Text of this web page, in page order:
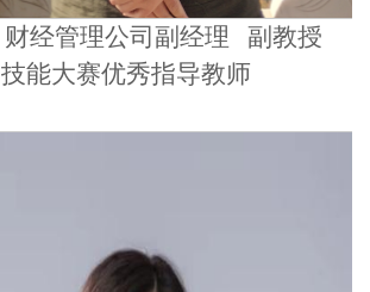
财经管理公司副经理
副教授
技能大赛优秀指导教师